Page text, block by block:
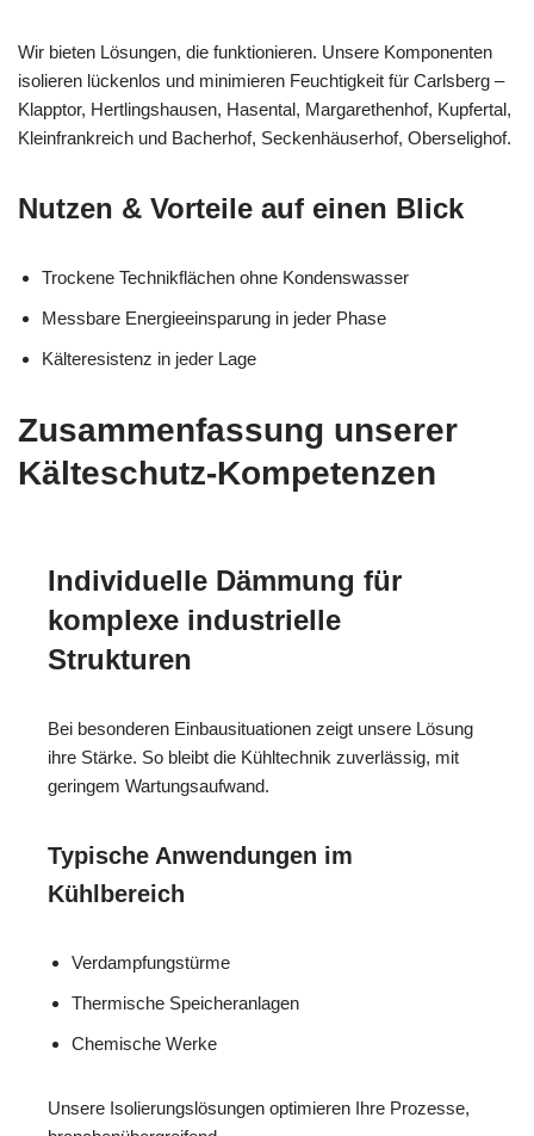
Wir bieten Lösungen, die funktionieren. Unsere Komponenten
isolieren lückenlos und minimieren Feuchtigkeit für Carlsberg –
Klapptor, Hertlingshausen, Hasental, Margarethenhof, Kupfertal,
Kleinfrankreich und Bacherhof, Seckenhäuserhof, Oberselighof.
Nutzen & Vorteile auf einen Blick
Trockene Technikflächen ohne Kondenswasser
Messbare Energieeinsparung in jeder Phase
Kälteresistenz in jeder Lage
Zusammenfassung unserer
Kälteschutz-Kompetenzen
Individuelle Dämmung für
komplexe industrielle
Strukturen
Bei besonderen Einbausituationen zeigt unsere Lösung
ihre Stärke. So bleibt die Kühltechnik zuverlässig, mit
geringem Wartungsaufwand.
Typische Anwendungen im
Kühlbereich
Verdampfungstürme
Thermische Speicheranlagen
Chemische Werke
Unsere Isolierungslösungen optimieren Ihre Prozesse,